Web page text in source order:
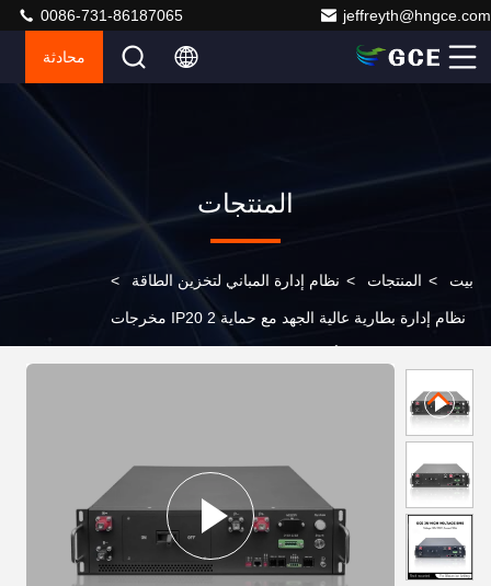
jeffreyth@hngce.com
0086-731-86187065
محادثة
المنتجات
بيت > المنتجات > نظام إدارة المباني لتخزين الطاقة >
نظام إدارة بطارية عالية الجهد مع حماية IP20 2 مخرجات